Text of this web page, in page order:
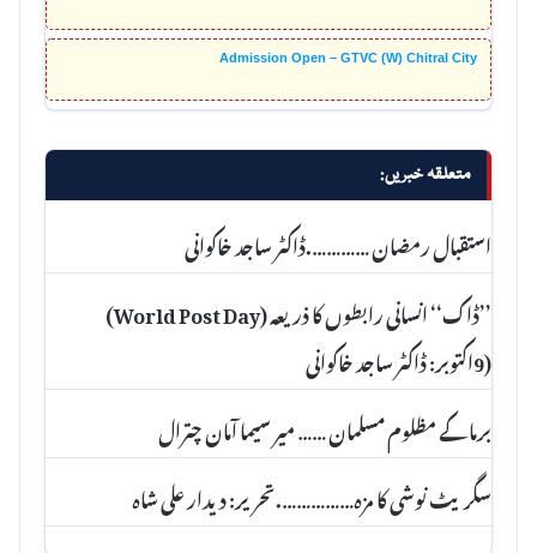
Admission Open – GTVC (W) Chitral City
متعلقہ خبریں:
استقبال رمضان ………….ڈاکٹر ساجد خاکوانی
’’ڈاک‘‘ انسانی رابطوں کا ذریعہ (World Post Day)
(9اکتوبر: ڈاکٹر ساجد خاکوانی
برما کے مظلوم مسلمان …… میر سیما آمان چترال
سگریٹ نوشی کا مزہ…………….تحریر: دیدار علی شاہ